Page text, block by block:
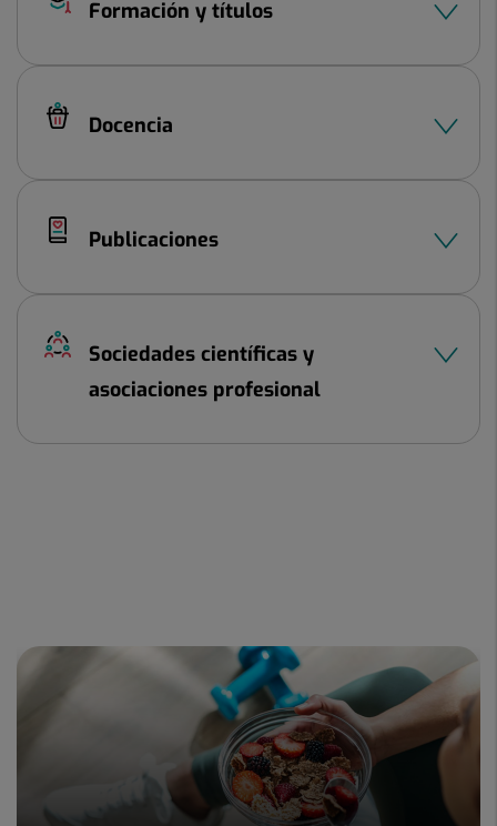
Formación y títulos
Docencia
Publicaciones
Sociedades científicas y
asociaciones profesional